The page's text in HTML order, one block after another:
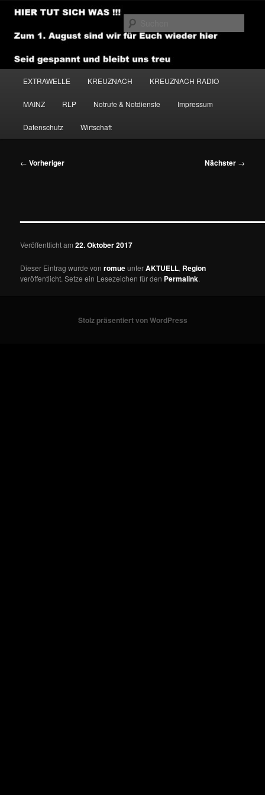
Zum
primären
Inhalt
NEWSHOUSE.MEDIA
EXTRAWELLE KREUZNACH KREUZNACH RADIO
MAINZ RLP Notrufe & Notdienste Impressum
Datenschutz Wirtschaft
Beitragsnavigation
← Vorheriger Nächster →
Veröffentlicht am22. Oktober 2017
Dieser Eintrag wurde vonromueunterAKTUELL, Region
veröffentlicht. Setze ein Lesezeichen für den Permalink.
Stolz präsentiert von WordPress